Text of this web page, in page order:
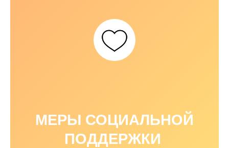
МЕРЫ СОЦИАЛЬНОЙ
ПОДДЕРЖКИ